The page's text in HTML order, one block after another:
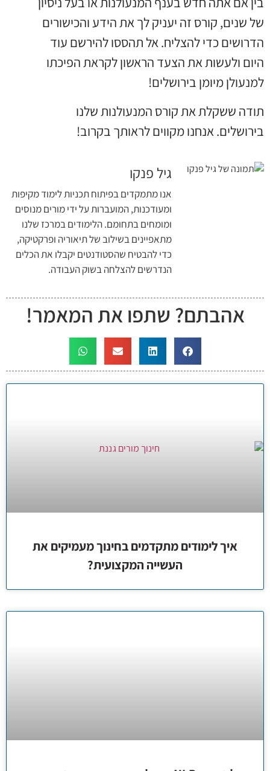
של שנים, קורס זה יעניק לך את הידע והכישורים
הדרושים כדי להצליח. אל תהססו להירשם עוד
היום ולעשות את הצעד הראשון לקראת הפיכתו
למנעולן מיומן בירושלים!
תודה ששקלת את קורס המנעולנות שלנו
בירושלים. אנחנו מקווים לראותך בקרוב!
גיל פנקו
אנו מתמקדים בפיתוח תכניות לימוד מקיפות
ומעודכנות, המועברות על ידי מורים מנוסים
ומומחים בתחומם. הלימודים במרכז שלנו
מתאפיינים בשילוב של תיאוריה ופרקטיקה,
כדי להבטיח שהסטודנטים יקבלו את הכלים
הנדרשים להצלחה בשוק העבודה.
אהבתם? שתפו את המאמר!
איך לימודים מתקדמים בחינוך מעמיקים את
העשייה המקצועית?